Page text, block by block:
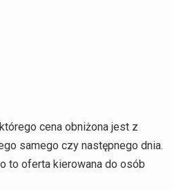
cena obniżona jest z
samego czy następnego dnia.
to oferta kierowana do osób